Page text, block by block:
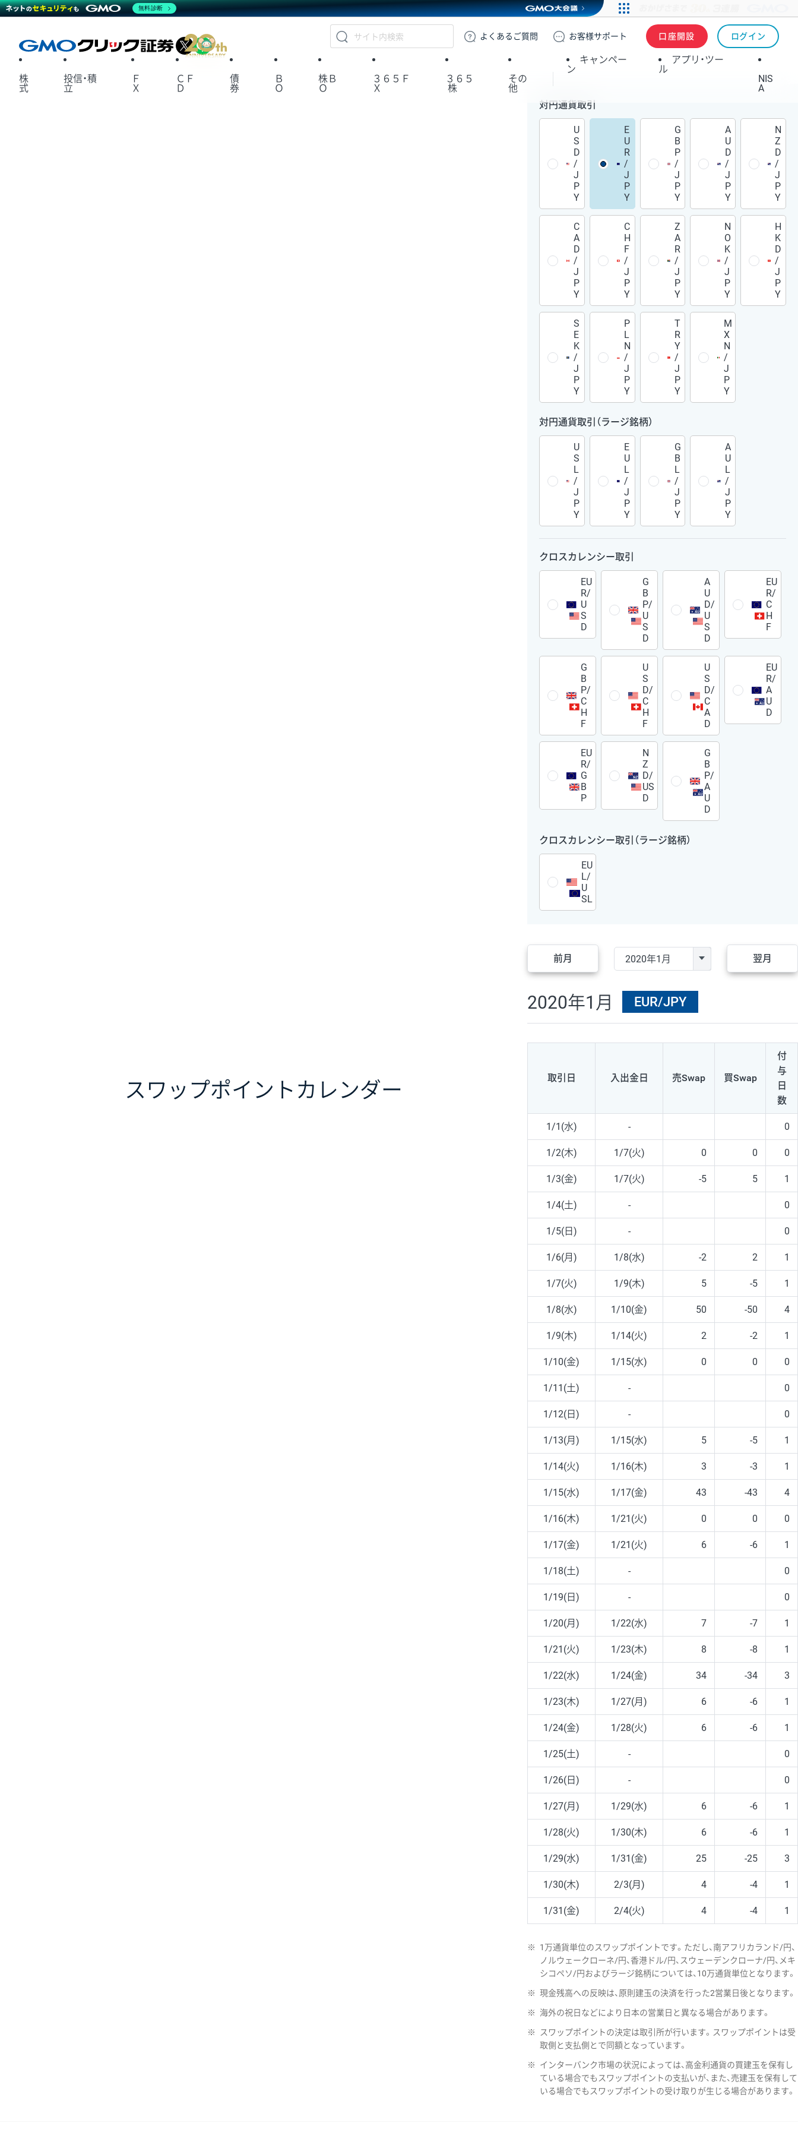
GMOクリック証券
よくある ご質問 お客様サポート 口座開設 ログイン
X
株
式
投信・積
立
Ｆ
Ｘ
ＣＦ
Ｄ
債
券
Ｂ
Ｏ
株Ｂ
Ｏ
３６５Ｆ
Ｘ
３６５
株
その
他
キャンペー
ン
アプリ・ツー
ル
NIS
A
スワップポイント カレンダー
対円通貨取引
U
S
D
/
J
P
Y
E
U
R
/
J
P
Y
G
B
P
/
J
P
Y
A
U
D
/
J
P
Y
N
Z
D
/
J
P
Y
C
A
D
/
J
P
Y
C
H
F
/
J
P
Y
Z
A
R
/
J
P
Y
N
O
K
/
J
P
Y
H
K
D
/
J
P
Y
S
E
K
/
J
P
Y
P
L
N
/
J
P
Y
T
R
Y
/
J
P
Y
M
X
N
/
J
P
Y
対円通貨取引（ラージ銘柄）
U
S
L
/
J
P
Y
E
U
L
/
J
P
Y
G
B
L
/
J
P
Y
A
U
L
/
J
P
Y
クロスカレンシー取引
EU
R/
U
S
D
G
B
P/
U
S
D
A
U
D/
U
S
D
EU
R/
C
H
F
G
B
P/
C
H
F
U
S
D/
C
H
F
U
S
D/
C
A
D
EU
R/
A
U
D
EU
R/
G
B
P
N
Z
D/
US
D
G
B
P/
A
U
D
クロスカレンシー取引（ラージ銘柄）
EU
L/
U
SL
前月 翌月
2020年1月 EUR/JPY
取引日 入出金日 売Swap 買Swap
付
与
日
数
1/1(水) - 0
1/2(木) 1/7(火) 0 0 0
1/3(金) 1/7(火) -5 5 1
1/4(土) - 0
1/5(日) - 0
1/6(月) 1/8(水) -2 2 1
1/7(火) 1/9(木) 5 -5 1
1/8(水) 1/10(金) 50 -50 4
1/9(木) 1/14(火) 2 -2 1
1/10(金) 1/15(水) 0 0 0
1/11(土) - 0
1/12(日) - 0
1/13(月) 1/15(水) 5 -5 1
1/14(火) 1/16(木) 3 -3 1
1/15(水) 1/17(金) 43 -43 4
1/16(木) 1/21(火) 0 0 0
1/17(金) 1/21(火) 6 -6 1
1/18(土) - 0
1/19(日) - 0
1/20(月) 1/22(水) 7 -7 1
1/21(火) 1/23(木) 8 -8 1
1/22(水) 1/24(金) 34 -34 3
1/23(木) 1/27(月) 6 -6 1
1/24(金) 1/28(火) 6 -6 1
1/25(土) - 0
1/26(日) - 0
1/27(月) 1/29(水) 6 -6 1
1/28(火) 1/30(木) 6 -6 1
1/29(水) 1/31(金) 25 -25 3
1/30(木) 2/3(月) 4 -4 1
1/31(金) 2/4(火) 4 -4 1
※
1万通貨単位のスワップポイントです。ただし、南アフリカランド/円、
ノルウェークローネ/円、香港ドル/円、スウェーデンクローナ/円、メキ
シコペソ/円およびラージ銘柄については、10万通貨単位となります。
※ 現金残高への反映は、原則建玉の決済を行った2営業日後となります。
※ 海外の祝日などにより日本の営業日と異なる場合があります。
※
スワップポイントの決定は取引所が行います。スワップポイントは受
取側と支払側とで同額となっています。
※
インターバンク市場の状況によっては、高金利通貨の買建玉を保有し
ている場合でもスワップポイントの支払いが、また、売建玉を保有して
いる場合でもスワップポイントの受け取りが生じる場合があります。
無料診断